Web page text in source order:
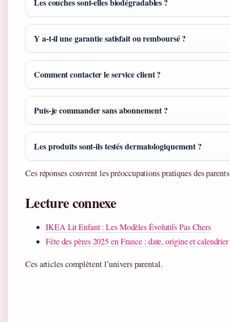
Y a-t-il une garantie satisfait ou remboursé ?
Comment contacter le service client ?
Puis-je commander sans abonnement ?
Les produits sont-ils testés dermatologiquement ?
Ces réponses couvrent les préoccupations pratiques des
Lecture connexe
IKEA Lit Enfant : Les Modèles Évolutifs Pas Chers
Fête des pères 2025 en France : date, origine et calendrier
Ces articles complètent l’univers parental.